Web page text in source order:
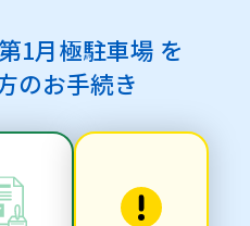
1月極駐車場 を
のお手続き